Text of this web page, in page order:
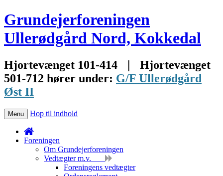
Grundejerforeningen
Ullerødgård Nord, Kokkedal
Hjortevænget 101-414 |
Hjortevænget
501-712 hører under: G/F Ullerødgård
Øst II
Menu Hop til indhold
Foreningen
Om Grundejerforeningen
Vedtægter m.v.
Foreningens vedtægter